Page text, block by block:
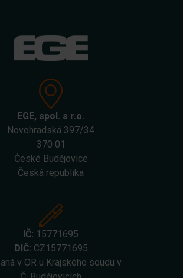
EGE, spol. s r.o.
Novohradská 397/34
370 01
České Budějovice
Česká republika
IČ: 15771695
DIČ: CZ15771695
v OR u Krajského soudu v